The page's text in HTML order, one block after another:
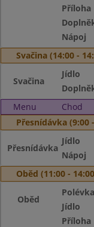
Příloha
Nápoj
Svačina (14:00 -
Svačina
Jídlo
Menu
Chod
Přesnídávka (9:00
Přesnídávka
Jídlo
Nápoj
Oběd (11:00 -
Oběd
Polévka
Jídlo
Příloha